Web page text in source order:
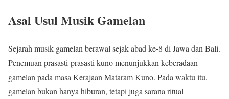
Asal Usul Musik Gamelan
Sejarah musik gamelan berawal sejak abad ke-8 di Jawa dan Bali.
Penemuan prasasti-prasasti kuno menunjukkan keberadaan
gamelan pada masa Kerajaan Mataram Kuno. Pada waktu itu,
gamelan bukan hanya hiburan, tetapi juga sarana ritual